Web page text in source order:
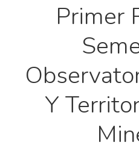
Primer
Y